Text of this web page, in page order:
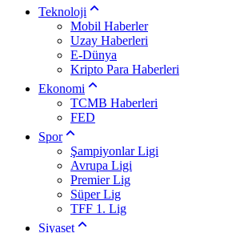
Teknoloji
Mobil Haberler
Uzay Haberleri
E-Dünya
Kripto Para Haberleri
Ekonomi
TCMB Haberleri
FED
Spor
Şampiyonlar Ligi
Avrupa Ligi
Premier Lig
Süper Lig
TFF 1. Lig
Siyaset